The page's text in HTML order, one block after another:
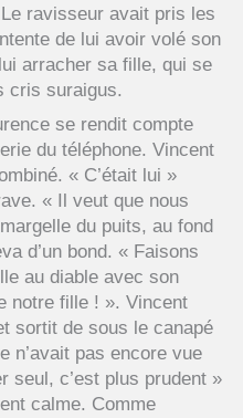
ravisseur avait pris les
de lui avoir volé son
arracher sa fille, qui se
cris suraigus.
se rendit compte
du téléphone. Vincent
« C’était lui »
« Il veut que nous
du puits, au fond
d’un bond. « Faisons
au diable avec son
notre fille ! ». Vincent
sortit de sous le canapé
n’avait pas encore vue
seul, c’est plus prudent »
calme. Comme